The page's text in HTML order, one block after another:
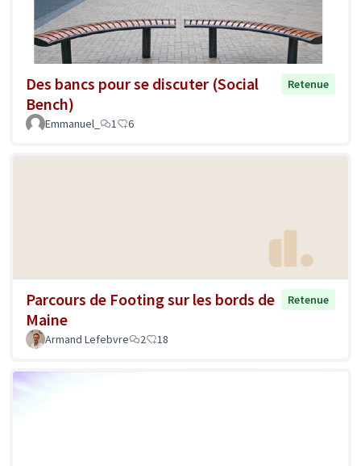
Des bancs pour se discuter (Social
Bench)
Retenue
Emmanuel_ 1 6
Parcours de Footing sur les bords de
Maine
Retenue
Armand Lefebvre 2 18